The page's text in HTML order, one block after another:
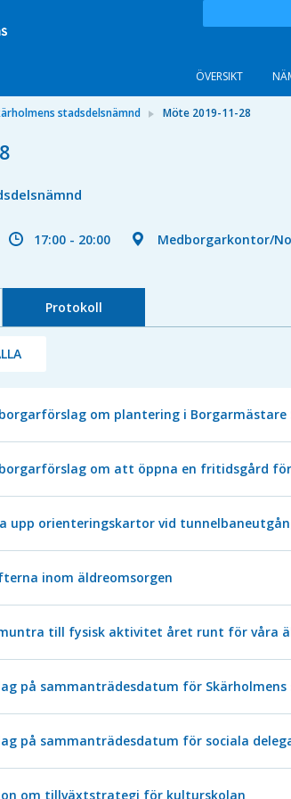
ÖVERSIKT
stadsdelsnämnd Möte 2019-11-28
17:00 - 20:00 Medborgarkontor/
Protokoll
om plantering i Borgarmästare
om att öppna en fritidsgård
upp orienteringskartor vid
inom äldreomsorgen
till fysisk aktivitet året runt för våra
på sammanträdesdatum för Skärholmens
på sammanträdesdatum för sociala
om tillväxtstrategi för kulturskolan